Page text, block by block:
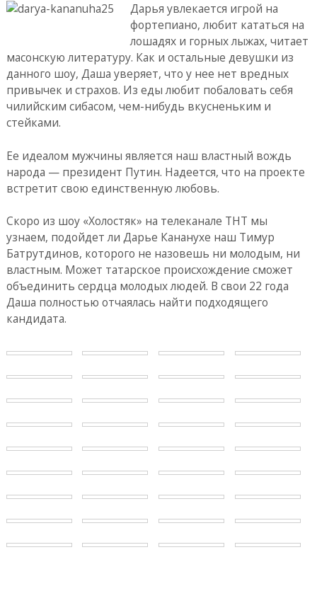
Дарья увлекается игрой на
фортепиано, любит кататься на
лошадях и горных лыжах, читает
масонскую литературу. Как и остальные девушки из
данного шоу, Даша уверяет, что у нее нет вредных
привычек и страхов. Из еды любит побаловать себя
чилийским сибасом, чем-нибудь вкусненьким и
стейками.
Ее идеалом мужчины является наш властный вождь
народа — президент Путин. Надеется, что на проекте
встретит свою единственную любовь.
Скоро из шоу «Холостяк» на телеканале ТНТ мы
узнаем, подойдет ли Дарье Кананухе наш Тимур
Батрутдинов, которого не назовешь ни молодым, ни
властным. Может татарское происхождение сможет
объединить сердца молодых людей. В свои 22 года
Даша полностью отчаялась найти подходящего
кандидата.